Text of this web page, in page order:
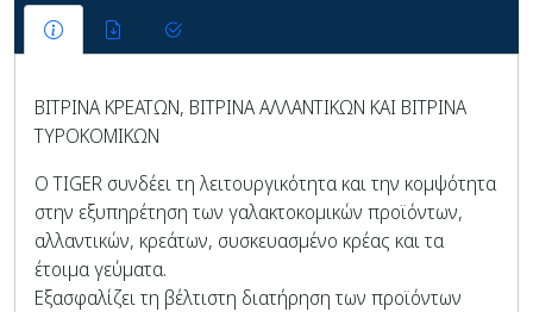
ΒΙΤΡΙΝΑ ΚΡΕΑΤΩΝ, ΒΙΤΡΙΝΑ ΑΛΛΑΝΤΙΚΩΝ ΚΑΙ ΒΙΤΡΙΝΑ
ΤΥΡΟΚΟΜΙΚΩΝ
Ο TIGER συνδέει τη λειτουργικότητα και την κομψότητα
στην εξυπηρέτηση των γαλακτοκομικών προϊόντων,
αλλαντικών, κρεάτων, συσκευασμένο κρέας και τα
έτοιμα γεύματα.
Εξασφαλίζει τη βέλτιστη διατήρηση των προϊόντων